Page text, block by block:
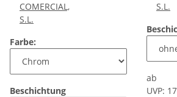
COMERCIAL,
S.L.
Farbe:
Beschichtung
S.L.
ab
UVP: